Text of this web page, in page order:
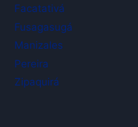
Facatativá
Fusagasugá
Manizales
Pereira
Zipaquirá